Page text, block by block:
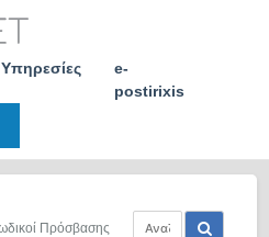
Υπηρεσίες
e-
postirixis
Πρόσβασης